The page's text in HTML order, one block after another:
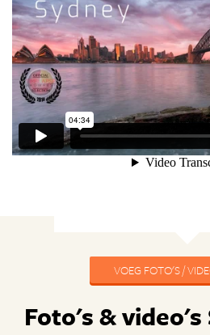
VOEG FOTO'S /
Foto's & video's